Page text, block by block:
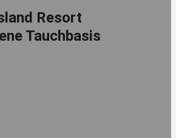
Resort
Tauchbasis